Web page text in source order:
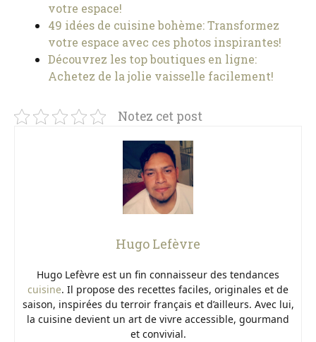
votre espace!
49 idées de cuisine bohème: Transformez
votre espace avec ces photos inspirantes!
Découvrez les top boutiques en ligne:
Achetez de la jolie vaisselle facilement!
Notez cet post
Hugo Lefèvre
Hugo Lefèvre est un fin connaisseur des tendances
cuisine. Il propose des recettes faciles, originales et de
saison, inspirées du terroir français et d’ailleurs. Avec lui,
la cuisine devient un art de vivre accessible, gourmand
et convivial.